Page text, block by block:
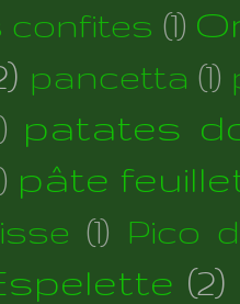
confites (1)
pancetta (1)
patates
pâte
(1) Pico
(2)